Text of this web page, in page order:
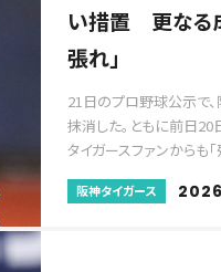
い措置 更なる
張れ」
21日のプロ野球公示で
抹消した。ともに前日20
タイガースファンからも
阪神タイガース